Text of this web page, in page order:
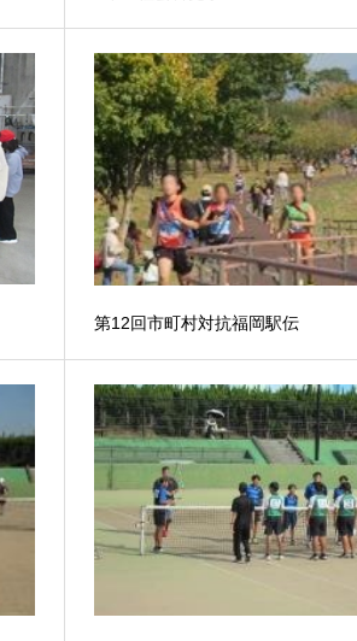
第12回市町村対抗福岡駅伝